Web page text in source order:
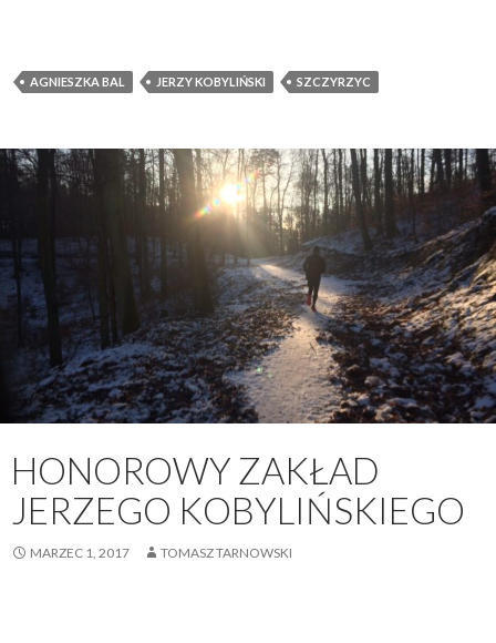
AGNIESZKA BAL JERZY KOBYLIŃSKI SZCZYRZYC
HONOROWY ZAKŁAD
JERZEGO KOBYLIŃSKIEGO
MARZEC 1, 2017 TOMASZ TARNOWSKI